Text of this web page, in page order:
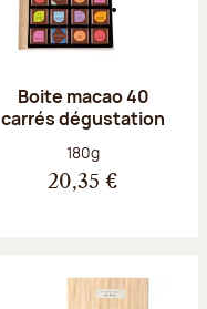
Boite macao 40
carrés dégustation
Poids net :
180g
20,35 €